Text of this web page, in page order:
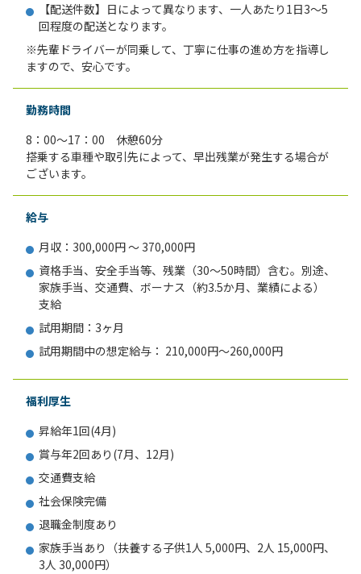
【配送件数】日によって異なります、一人あたり1日3～5
回程度の配送となります。
※先輩ドライバーが同乗して、丁寧に仕事の進め方を指導し
ますので、安心です。
勤務時間
8：00～17：00 休憩60分
搭乗する車種や取引先によって、早出残業が発生する場合が
ございます。
給与
月収：300,000円 ～ 370,000円
資格手当、安全手当等、残業（30～50時間）含む。別途、
家族手当、交通費、ボーナス（約3.5か月、業績による）
支給
試用期間：3ヶ月
試用期間中の想定給与： 210,000円～260,000円
福利厚生
昇給年1回(4月)
賞与年2回あり(7月、12月)
交通費支給
社会保険完備
退職金制度あり
家族手当あり（扶養する子供1人 5,000円、2人 15,000円、
3人 30,000円）